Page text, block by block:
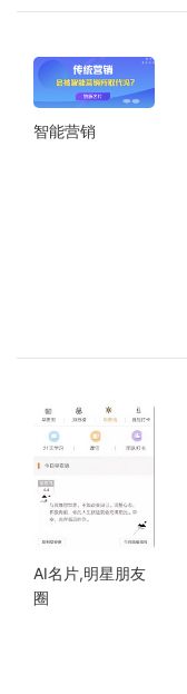
智能营销
AI名片,明星朋友
圈